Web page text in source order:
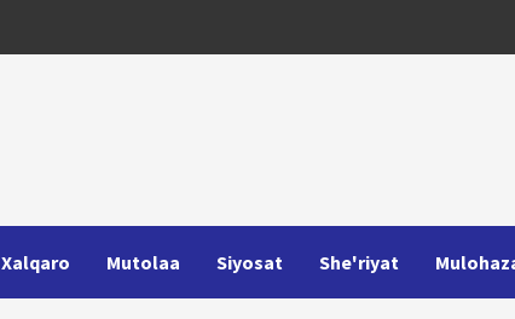
Xalqaro Mutolaa Siyosat She'riyat